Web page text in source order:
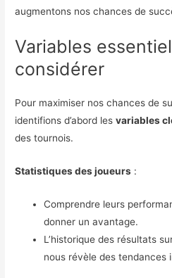
augmentons nos chances de
Variables
considérer
Pour maximiser nos chances de
identifions d’abord lesvariables
des tournois.
Statistiques des joueurs :
Comprendre leurs
donner un avantage.
L’historique des résultats
nous révèle des tendances